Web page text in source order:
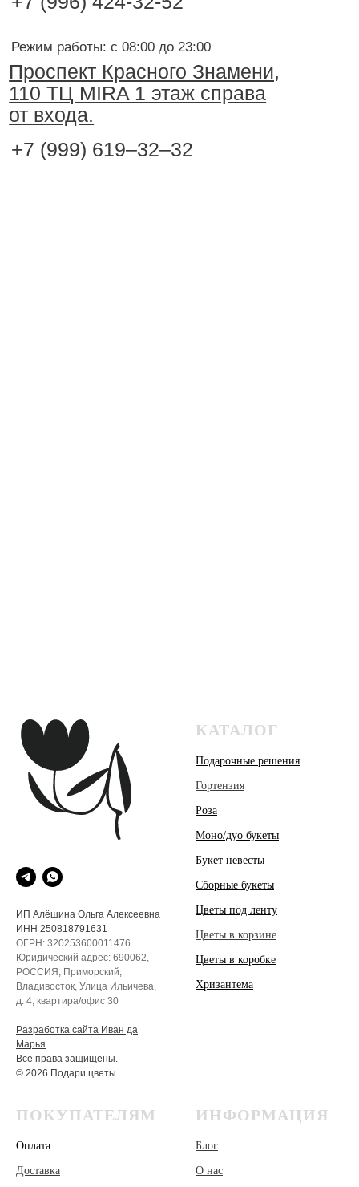
ИП Алёшина Ольга Алексеевна
ИНН 250818791631
ОГРН: 320253600011476
Юридический адрес: 690062,
РОССИЯ, Приморский,
Владивосток, Улица Ильичева,
д. 4, квартира/офис 30
Разработка сайта Иван да
Марья
Все права защищены.
© 2026 Подари цветы
КАТАЛОГ
Подарочные решения
Гортензия
Роза
Моно/дуо букеты
Букет невесты
Сборные букеты
Цветы под ленту
Цветы в корзине
Цветы в коробке
Хризантема
ПОКУПАТЕЛЯМ
Оплата
Доставка
ИНФОРМАЦИЯ
Блог
О нас